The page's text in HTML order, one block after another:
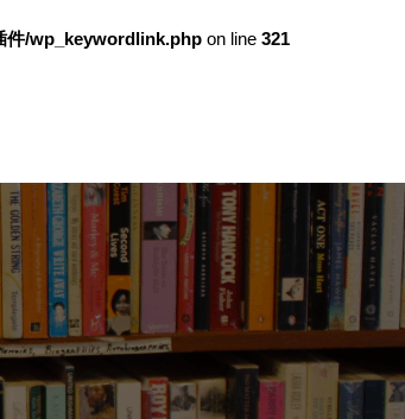
件/wp_keywordlink.php on line 321